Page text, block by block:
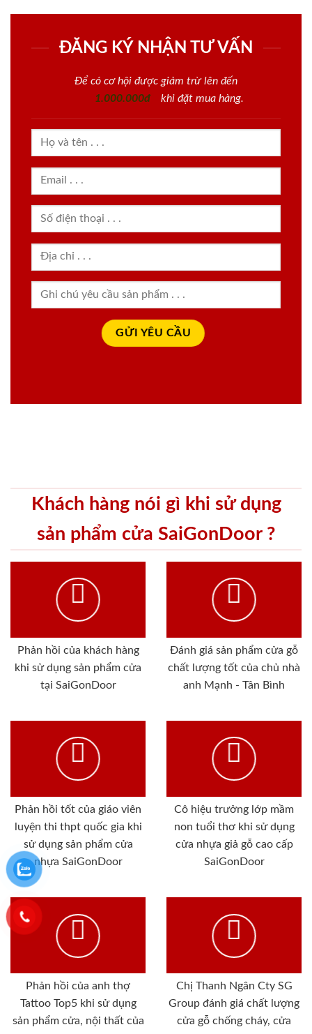
ĐĂNG KÝ NHẬN TƯ VẤN
Để có cơ hội được giảm trừ lên đến
1.000.000đ
khi đặt mua hàng.
Khách hàng nói gì khi sử dụng
sản phẩm cửa SaiGonDoor ?
Phản hồi của khách hàng
khi sử dụng sản phẩm cửa
tại SaiGonDoor
Đánh giá sản phẩm cửa gỗ
chất lượng tốt của chủ nhà
anh Mạnh - Tân Bình
Phản hồi tốt của giáo viên
luyện thi thpt quốc gia khi
sử dụng sản phẩm cửa
nhựa SaiGonDoor
Cô hiệu trưởng lớp mầm
non tuổi thơ khi sử dụng
cửa nhựa giả gỗ cao cấp
SaiGonDoor
Phản hồi của anh thợ
Tattoo Top5 khi sử dụng
sản phẩm cửa, nội thất của
Chị Thanh Ngân Cty SG
Group đánh giá chất lượng
cửa gỗ chống cháy, cửa